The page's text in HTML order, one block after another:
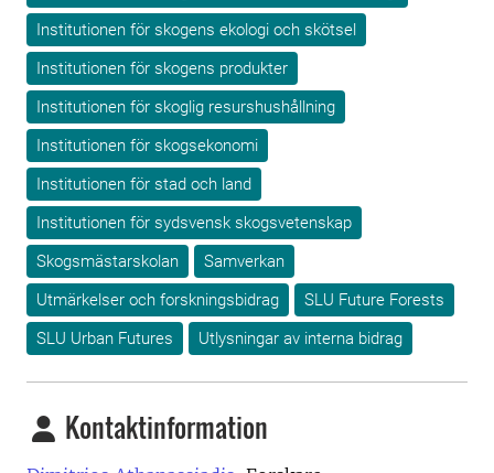
Institutionen för skogens ekologi och skötsel
Institutionen för skogens produkter
Institutionen för skoglig resurshushållning
Institutionen för skogsekonomi
Institutionen för stad och land
Institutionen för sydsvensk skogsvetenskap
Skogsmästarskolan
Samverkan
Utmärkelser och forskningsbidrag
SLU Future Forests
SLU Urban Futures
Utlysningar av interna bidrag
Kontaktinformation